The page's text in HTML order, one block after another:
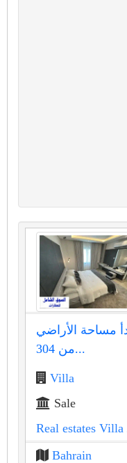
مساحة الأراضي
من 304...
Villa
Sale
Real estates Villa
Bahrain